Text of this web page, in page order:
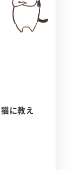
に教え